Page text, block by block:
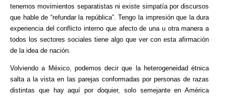
tenemos movimientos separatistas ni existe simpatía por discursos
que hable de “refundar la república”. Tengo la impresión que la dura
experiencia del conflicto interno que afecto de una u otra manera a
todos los sectores sociales tiene algo que ver con esta afirmación
de la idea de nación.
Volviendo a México, podemos decir que la heterogeneidad étnica
salta a la vista en las parejas conformadas por personas de razas
distintas que hay aquí por doquier, solo semejante en América